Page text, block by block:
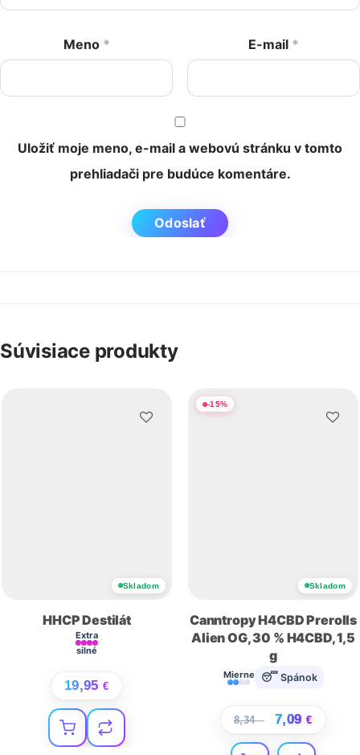
Meno * E-mail *
Uložiť moje meno, e-mail a webovú stránku v tomto
prehliadači pre budúce komentáre.
Súvisiace produkty
Skladom
HHCP Destilát
Extra
silné
19,95 €
-15%
Skladom
Canntropy H4CBD Prerolls
Alien OG, 30 % H4CBD, 1,5
g
Mierne 😴 Spánok
8,34€ 7,09 €